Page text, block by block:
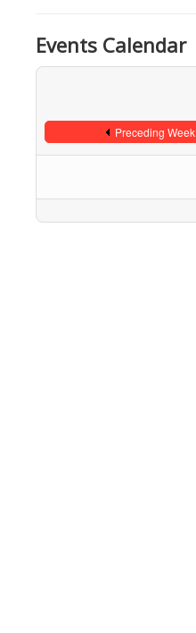
Events Calendar
Preceding Week